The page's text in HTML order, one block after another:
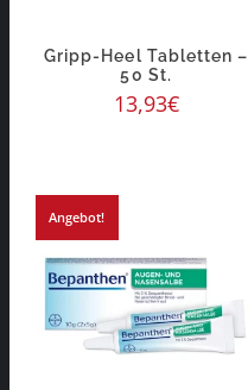
Gripp-Heel Tabletten –
50 St.
13,93€
Angebot!